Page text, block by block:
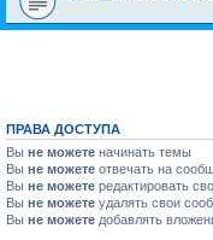
ПРАВА ДОСТУПА
Вы не можете начинать темы
Вы не можете отвечать на
Вы не можете редактировать
Вы не можете удалять свои
Вы не можете добавлять